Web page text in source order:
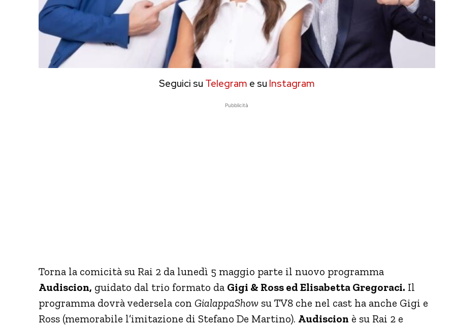
Seguici su Telegram e su Instagram
Pubblicità
Torna la comicità su Rai 2 da lunedì 5 maggio parte il nuovo programma
Audiscion, guidato dal trio formato da Gigi & Ross ed Elisabetta Gregoraci. Il
programma dovrà vedersela con GialappaShow su TV8 che nel cast ha anche Gigi e
Ross (memorabile l’imitazione di Stefano De Martino). Audiscion è su Rai 2 e